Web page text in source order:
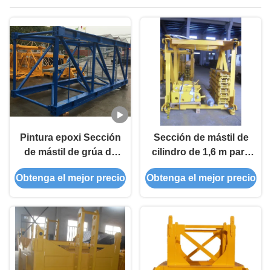
torre
Pintura epoxi Sección
de mástil de grúa de
torre de 6000 mm con
procesamiento de alta
Obtenga el mejor precio
Sección de mástil de
cilindro de 1,6 m para
la construcción de
edificios de gran
Obtenga el mejor precio